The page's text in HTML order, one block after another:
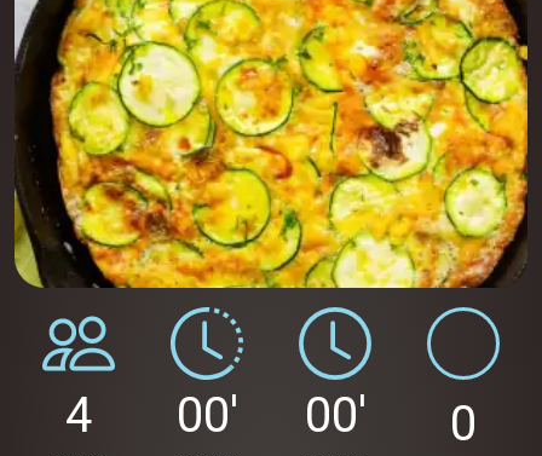
4 00' 00' 0